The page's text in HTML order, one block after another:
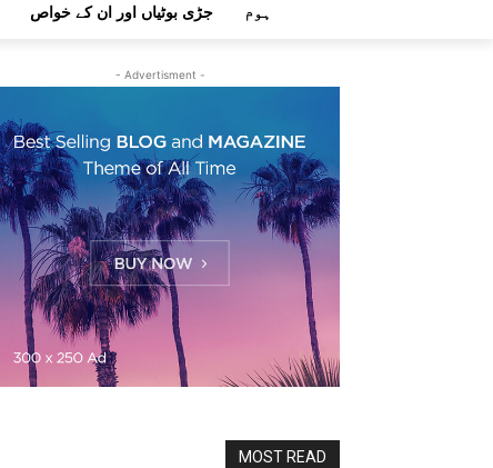
جڑی بوٹیاں اور ان کے خواص ہوم
- Advertisment -
MOST READ